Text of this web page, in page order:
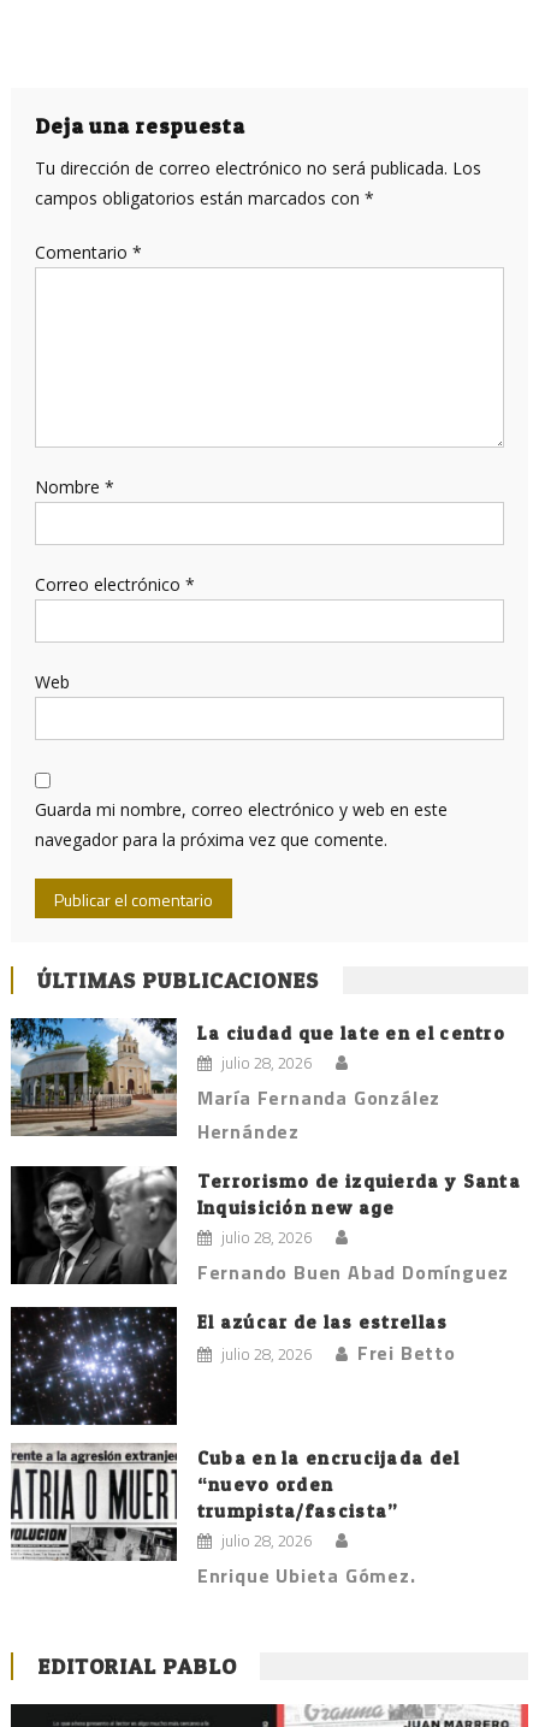
Deja una respuesta
Tu dirección de correo electrónico no será publicada. Los
campos obligatorios están marcados con *
Comentario *
Nombre *
Correo electrónico *
Web
Guarda mi nombre, correo electrónico y web en este
navegador para la próxima vez que comente.
ÚLTIMAS PUBLICACIONES
La ciudad que late en el centro
julio 28, 2026
María Fernanda González
Hernández
Terrorismo de izquierda y Santa
Inquisición new age
julio 28, 2026
Fernando Buen Abad Domínguez
El azúcar de las estrellas
julio 28, 2026 Frei Betto
Cuba en la encrucijada del
“nuevo orden
trumpista/fascista”
julio 28, 2026
Enrique Ubieta Gómez.
EDITORIAL PABLO